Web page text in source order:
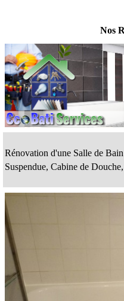
Nos
Rénovation d'une Salle de
Suspendue, Cabine de